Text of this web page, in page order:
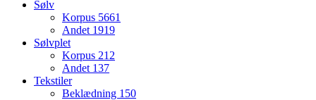
Sølv
Korpus 5661
Andet 1919
Sølvplet
Korpus 212
Andet 137
Tekstiler
Beklædning 150